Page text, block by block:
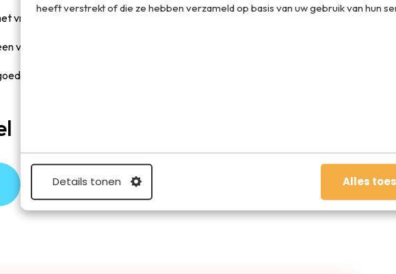
heeft verstrekt of die ze hebben verzameld op basis van uw gebruik van hun
Details tonen Alles
vreemden op een kamer liggen?!
voor zakenmensen?
snackbar aan het Gardameer!
Deel op WhatsApp